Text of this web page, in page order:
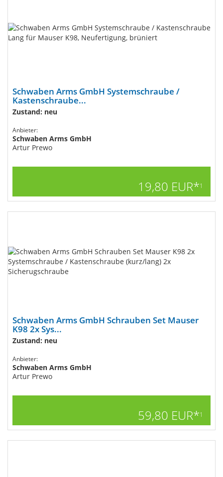
Schwaben Arms GmbH Systemschraube /
Kastenschraube...
Zustand: neu
Anbieter:
Schwaben Arms GmbH
Artur Prewo
19,80 EUR*1
Schwaben Arms GmbH Schrauben Set Mauser
K98 2x Sys...
Zustand: neu
Anbieter:
Schwaben Arms GmbH
Artur Prewo
59,80 EUR*1